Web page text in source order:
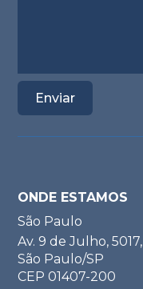
ONDE ESTAMOS
São Paulo
Av. 9 de Julho,
São Paulo/SP
CEP 01407-200